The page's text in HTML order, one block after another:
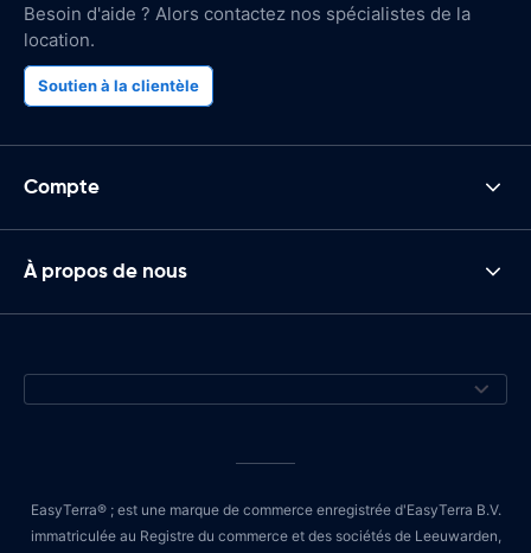
Besoin d'aide ? Alors contactez nos spécialistes de la
location.
Soutien à la clientèle
Compte
À propos de nous
EasyTerra® ; est une marque de commerce enregistrée d'EasyTerra B.V.
immatriculée au Registre du commerce et des sociétés de Leeuwarden,